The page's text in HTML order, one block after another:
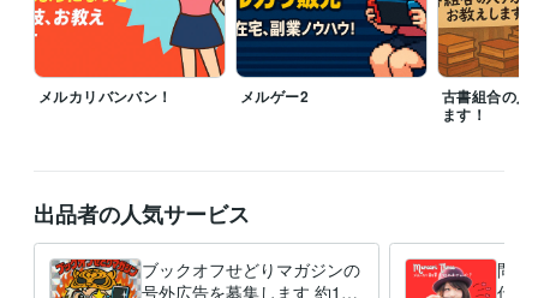
資産運用・副業の相談 せどり、メルカリ販売ノウハウ ブログアフィ
リエイト ツール開発 メルマガ配信
メルカリバンバン！ メルゲー2
古書組合の入
ます！
出品者の人気サービス
ブックオフせどりマガジンの
号外広告を募集します 約100
問屋
仕入